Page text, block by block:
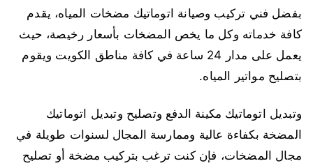
بفضل فني تركيب وصيانة اتوماتيك مضخات المياه، يقدم
كافة خدماته وكل ما يخص المضخات بأسعار رخيصة، حيث
يعمل على مدار 24 ساعة في كافة مناطق الكويت ويقوم
بتصليح مواتير المياه.
وتبديل اتوماتيك مكينة الدفع وتصليح وتبديل اتوماتيك
المضخة بكفاءة عالية وممارسة المجال لسنوات طويلة في
مجال المضخات، فإن كنت ترغب بتركيب مضخة أو تصليح